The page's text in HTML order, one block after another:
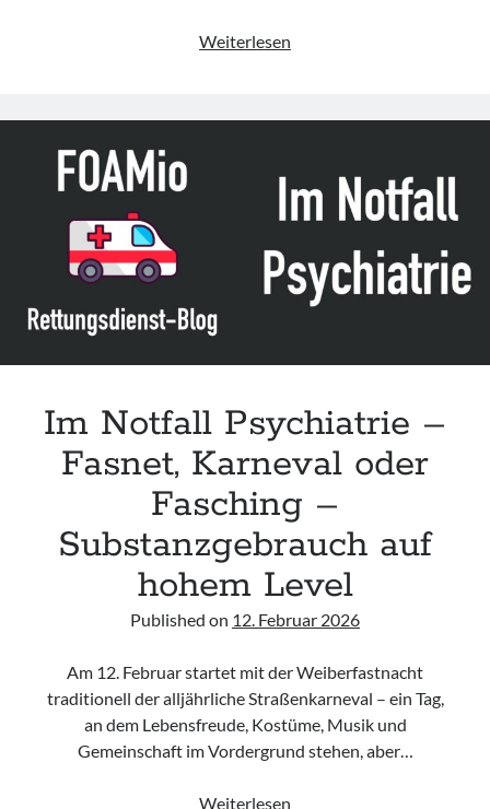
Weiterlesen
komorbider
Störung“
der
DGPPN
Im Notfall Psychiatrie –
Fasnet, Karneval oder
Fasching –
Substanzgebrauch auf
hohem Level
Published on 12. Februar 2026
Am 12. Februar startet mit der Weiberfastnacht
traditionell der alljährliche Straßenkarneval – ein Tag,
an dem Lebensfreude, Kostüme, Musik und
Gemeinschaft im Vordergrund stehen, aber…
Weiterlesen